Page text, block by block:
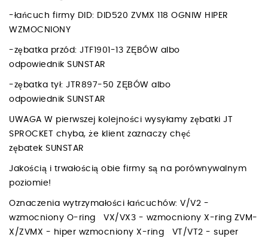
-łańcuch firmy DID: DID520 ZVMX 118 OGNIW HIPER
WZMOCNIONY
-zębatka przód: JTF1901-13 ZĘBÓW albo
odpowiednik SUNSTAR
-zębatka tył: JTR897-50 ZĘBÓW albo
odpowiednik SUNSTAR
UWAGA W pierwszej kolejności wysyłamy zębatki JT
SPROCKET chyba, że klient zaznaczy chęć
zębatek SUNSTAR
Jakością i trwałością obie firmy są na porównywalnym
poziomie!
Oznaczenia wytrzymałości łańcuchów: V/V2 -
wzmocniony O-ring VX/VX3 - wzmocniony X-ring ZVM-
X/ZVMX - hiper wzmocniony X-ring VT/VT2 - super